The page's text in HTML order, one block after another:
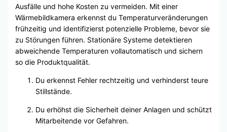
Ausfälle und hohe Kosten zu vermeiden. Mit einer
Wärmebildkamera erkennst du Temperaturveränderungen
frühzeitig und identifizierst potenzielle Probleme, bevor sie
zu Störungen führen. Stationäre Systeme detektieren
abweichende Temperaturen vollautomatisch und sichern
so die Produktqualität.
Du erkennst Fehler rechtzeitig und verhinderst teure
Stillstände.
Du erhöhst die Sicherheit deiner Anlagen und schützt
Mitarbeitende vor Gefahren.